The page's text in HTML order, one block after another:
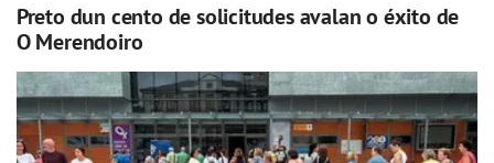
Preto dun cento de solicitudes avalan o éxito de
O Merendoiro